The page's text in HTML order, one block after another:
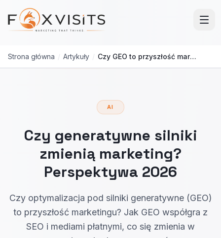
Przejdź do treści głównej
Strona główna / Artykuły / Czy GEO to przyszłość marketingu cyfrowego?
AI
Czy generatywne silniki
zmienią marketing?
Perspektywa 2026
Czy optymalizacja pod silniki generatywne (GEO)
to przyszłość marketingu? Jak GEO współgra z
SEO i mediami płatnymi, co się zmienia w